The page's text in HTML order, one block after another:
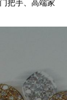
把手、高端家